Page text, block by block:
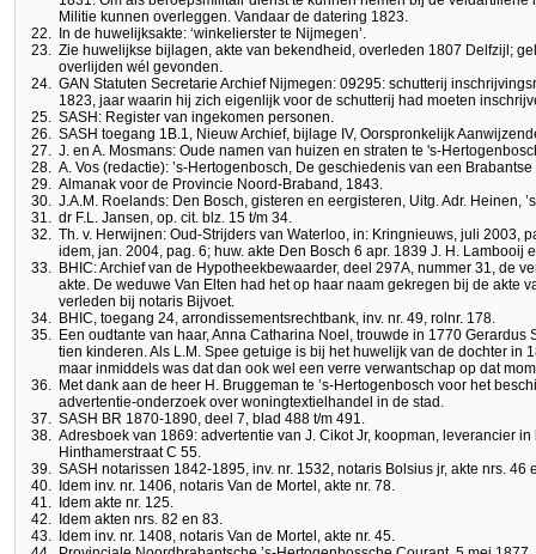
Militie kunnen overleggen. Vandaar de datering 1823.
22.
In de huwelijksakte: ‘winkelierster te Nijmegen’.
23. Zie huwelijkse bijlagen, akte van bekendheid, overleden 1807 Delfzijl;
overlijden wél gevonden.
24. GAN Statuten Secretarie Archief Nijmegen: 09295: schutterij
1823, jaar waarin hij zich eigenlijk voor de schutterij had moeten
25. SASH: Register van ingekomen personen.
26. SASH toegang 1B.1, Nieuw Archief, bijlage IV, Oorspronkelijk
27. J. en A. Mosmans: Oude namen van huizen en straten te 's-
28. A. Vos (redactie): ’s-Hertogenbosch, De geschiedenis van een
29. Almanak voor de Provincie Noord-Braband, 1843.
30. J.A.M. Roelands: Den Bosch, gisteren en eergisteren, Uitg. Adr. Heinen,
31. dr F.L. Jansen, op. cit. blz. 15 t/m 34.
32. Th. v. Herwijnen: Oud-Strijders van Waterloo, in: Kringnieuws, juli 2003,
idem, jan. 2004, pag. 6; huw. akte Den Bosch 6 apr. 1839 J. H. Lambooij
33. BHIC: Archief van de Hypotheekbewaarder, deel 297A, nummer 31, de
akte. De weduwe Van Elten had het op haar naam gekregen bij de akte
verleden bij notaris Bijvoet.
34. BHIC, toegang 24, arrondissementsrechtbank, inv. nr. 49, rolnr. 178.
35. Een oudtante van haar, Anna Catharina Noel, trouwde in 1770 Gerardus
tien kinderen. Als L.M. Spee getuige is bij het huwelijk van de dochter in
maar inmiddels was dat dan ook wel een verre verwantschap op dat
36. Met dank aan de heer H. Bruggeman te ’s-Hertogenbosch voor het
advertentie-onderzoek over woningtextielhandel in de stad.
37. SASH BR 1870-1890, deel 7, blad 488 t/m 491.
38. Adresboek van 1869: advertentie van J. Cikot Jr, koopman, leverancier
Hinthamerstraat C 55.
39. SASH notarissen 1842-1895, inv. nr. 1532, notaris Bolsius jr, akte nrs. 46
40.
Idem inv. nr. 1406, notaris Van de Mortel, akte nr. 78.
41.
Idem akte nr. 125.
42.
Idem akten nrs. 82 en 83.
43.
Idem inv. nr. 1408, notaris Van de Mortel, akte nr. 45.